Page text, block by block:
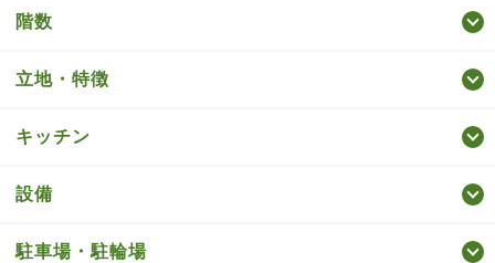
階数
立地・特徴
キッチン
設備
駐車場・駐輪場